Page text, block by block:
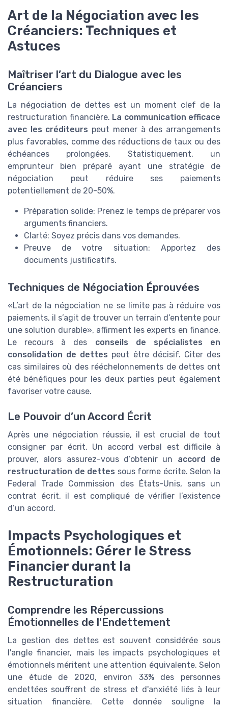
Art de la Négociation avec les
Créanciers: Techniques et
Astuces
Maîtriser l’art du Dialogue avec les
Créanciers
La négociation de dettes est un moment clef de la
restructuration financière. La communication efficace
avec les créditeurs peut mener à des arrangements
plus favorables, comme des réductions de taux ou des
échéances prolongées. Statistiquement, un
emprunteur bien préparé ayant une stratégie de
négociation peut réduire ses paiements
potentiellement de 20-50%.
Préparation solide: Prenez le temps de préparer vos
arguments financiers.
Clarté: Soyez précis dans vos demandes.
Preuve de votre situation: Apportez des
documents justificatifs.
Techniques de Négociation Éprouvées
«L’art de la négociation ne se limite pas à réduire vos
paiements, il s’agit de trouver un terrain d’entente pour
une solution durable», affirment les experts en finance.
Le recours à des conseils de spécialistes en
consolidation de dettes peut être décisif. Citer des
cas similaires où des rééchelonnements de dettes ont
été bénéfiques pour les deux parties peut également
favoriser votre cause.
Le Pouvoir d’un Accord Écrit
Après une négociation réussie, il est crucial de tout
consigner par écrit. Un accord verbal est difficile à
prouver, alors assurez-vous d’obtenir un accord de
restructuration de dettes sous forme écrite. Selon la
Federal Trade Commission des États-Unis, sans un
contrat écrit, il est compliqué de vérifier l’existence
d’un accord.
Impacts Psychologiques et
Émotionnels: Gérer le Stress
Financier durant la
Restructuration
Comprendre les Répercussions
Émotionnelles de l'Endettement
La gestion des dettes est souvent considérée sous
l'angle financier, mais les impacts psychologiques et
émotionnels méritent une attention équivalente. Selon
une étude de 2020, environ 33% des personnes
endettées souffrent de stress et d'anxiété liés à leur
situation financière. Cette donnée souligne la